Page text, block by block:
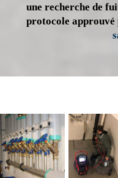
une recherche de
protocole approuvé